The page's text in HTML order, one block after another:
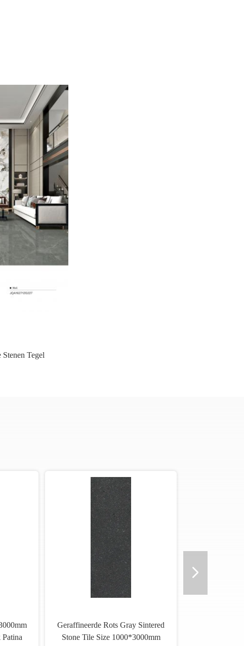
Tegel
Geraffineerde Rots Gray Sintered
Stone Tile Size 1000*3000mm